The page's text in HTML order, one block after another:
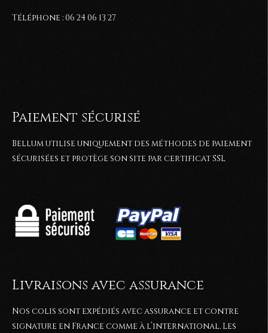
Téléphone : 06 24 06 13 27
Paiement sécurisé
Bellum utilise uniquement des méthodes de paiement
sécurisées et protège son site par certificat SSL
Livraisons avec assurance
Nos colis sont expédiés avec assurance et contre
signature en France comme à l’international. Les